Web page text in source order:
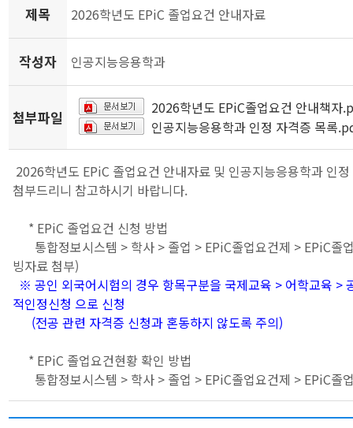
제목 2026학년도 EPiC 졸업요건 안내자료
작성자 인공지능응용학과
첨부파일
2026학년도 EPiC졸업요건 안내책자
인공지능응용학과 인정 자격증 목록
2026학년도 EPiC 졸업요건 안내자료 및 인공지능응용학과 인
첨부드리니 참고하시기 바랍니다.
* EPiC 졸업요건 신청 방법
통합정보시스템 > 학사 > 졸업 > EPiC졸업요건제 > EPiC졸
빙자료 첨부)
※ 공인 외국어시험의 경우 항목구분을 국제교육 > 어학교육 >
적인정신청 으로 신청
(전공 관련 자격증 신청과 혼동하지 않도록 주의)
* EPiC 졸업요건현황 확인 방법
통합정보시스템 > 학사 > 졸업 > EPiC졸업요건제 > EPiC졸